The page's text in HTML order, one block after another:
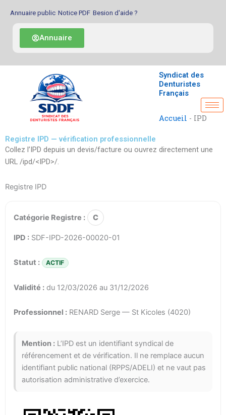
contenu
Annuaire public Notice PDF Besion d'aide ?
Annuaire
Syndicat des
Denturistes
Français
Accueil - IPD
Registre IPD — vérification professionnelle
Collez l’IPD depuis un devis/facture ou ouvrez directement une
URL /ipd/<IPD>/.
Registre IPD
Catégorie Registre : C
IPD : SDF-IPD-2026-00020-01
Statut : ACTIF
Validité : du 12/03/2026 au 31/12/2026
Professionnel : RENARD Serge — St Kicoles (4020)
Mention : L’IPD est un identifiant syndical de
référencement et de vérification. Il ne remplace aucun
identifiant public national (RPPS/ADELI) et ne vaut pas
autorisation administrative d’exercice.